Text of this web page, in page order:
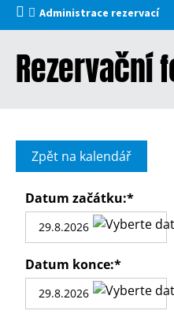
Administrace rezervací
Rezervační
Zpět na kalendář
Datum začátku:*
Datum konce:*